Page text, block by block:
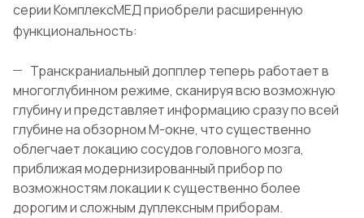
серии КомплексМЕД приобрели расширенную
функциональность:
Транскраниальный допплер теперь работает в
многоглубинном режиме, сканируя всю возможную
глубину и представляет информацию сразу по всей
глубине на обзорном М-окне, что существенно
облегчает локацию сосудов головного мозга,
приближая модернизированный прибор по
возможностям локации к существенно более
дорогим и сложным дуплексным приборам.